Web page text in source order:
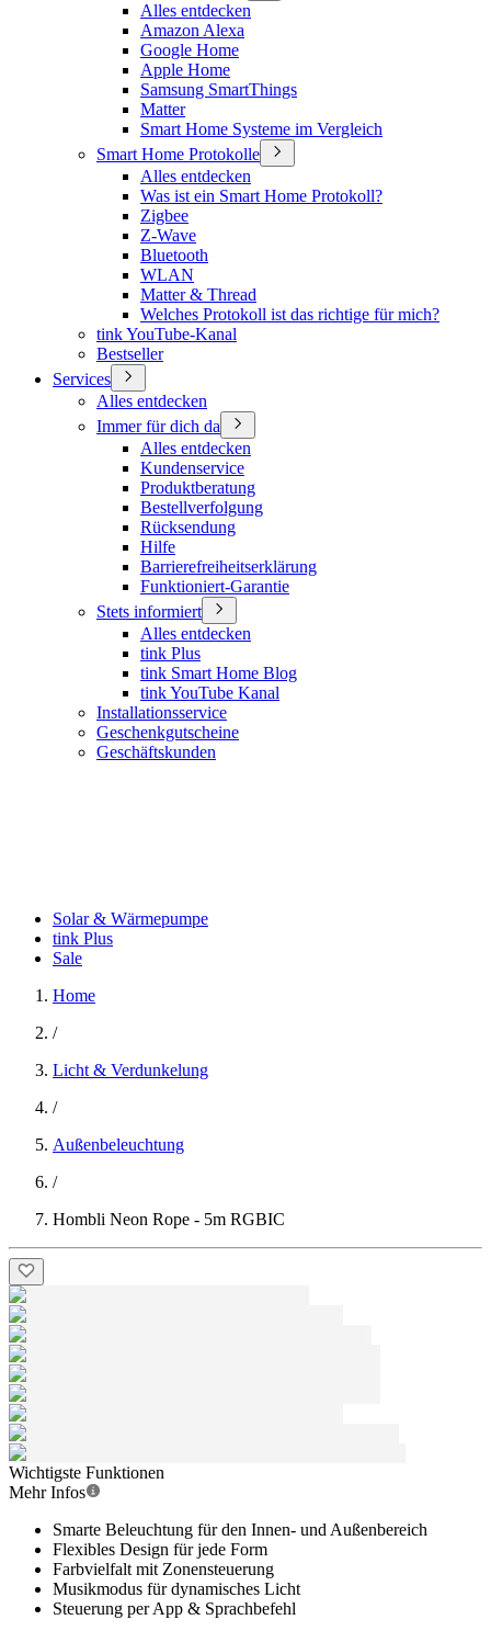
Alles entdecken
Amazon Alexa
Google Home
Apple Home
Samsung SmartThings
Matter
Smart Home Systeme im Vergleich
Smart Home Protokolle
Alles entdecken
Was ist ein Smart Home Protokoll?
Zigbee
Z-Wave
Bluetooth
WLAN
Matter & Thread
Welches Protokoll ist das richtige für mich?
tink YouTube-Kanal
Bestseller
Services
Alles entdecken
Immer für dich da
Alles entdecken
Kundenservice
Produktberatung
Bestellverfolgung
Rücksendung
Hilfe
Barrierefreiheitserklärung
Funktioniert-Garantie
Stets informiert
Alles entdecken
tink Plus
tink Smart Home Blog
tink YouTube Kanal
Installationsservice
Geschenkgutscheine
Geschäftskunden
Solar & Wärmepumpe
tink Plus
Sale
Home
/
Licht & Verdunkelung
/
Außenbeleuchtung
/
Hombli Neon Rope - 5m RGBIC
Wichtigste Funktionen
Mehr Infos
Smarte Beleuchtung für den Innen- und Außenbereich
Flexibles Design für jede Form
Farbvielfalt mit Zonensteuerung
Musikmodus für dynamisches Licht
Steuerung per App & Sprachbefehl